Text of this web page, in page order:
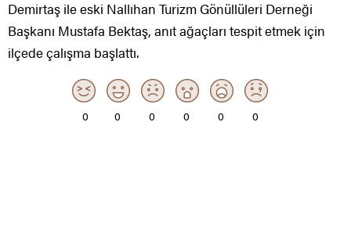
Demirtaş ile eski Nallıhan Turizm Gönüllüleri Derneği
Başkanı Mustafa Bektaş, anıt ağaçları tespit etmek için
ilçede çalışma başlattı.
0 0 0 0 0 0